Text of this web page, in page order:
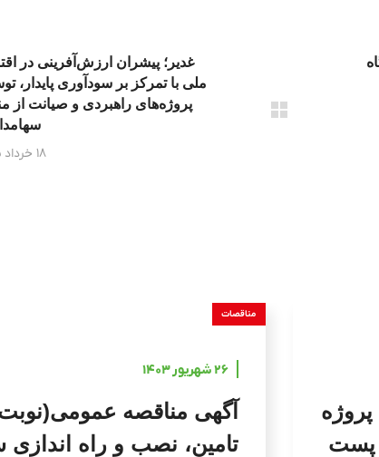
غدیر؛ پیشران ارزش‌آفرینی در
ملی با تمرکز بر سودآوری پایدار،
پروژه‌های راهبردی و صیانت از
۱۸ خرداد ۱۴۰۵
پست
مناقصات
۲۶ شهریور ۱۴۰۳
آگهی مناقصه
تامین، نصب و راه